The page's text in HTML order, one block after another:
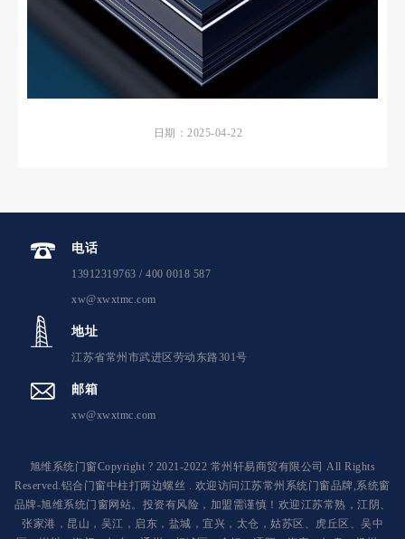
日期：2025-04-22
电话
13912319763 / 400 0018 587
xw@xwxtmc.com
地址
江苏省常州市武进区劳动东路301号
邮箱
xw@xwxtmc.com
旭维系统门窗Copyright ? 2021-2022 常州轩易商贸有限公司 All Rights
Reserved.铝合门窗中柱打两边螺丝 . 欢迎访问江苏常州系统门窗品牌,系统窗
品牌-旭维系统门窗网站。投资有风险，加盟需谨慎！欢迎江苏常熟，江阴、
张家港，昆山，吴江，启东，盐城，宜兴，太仓，姑苏区、虎丘区、吴中